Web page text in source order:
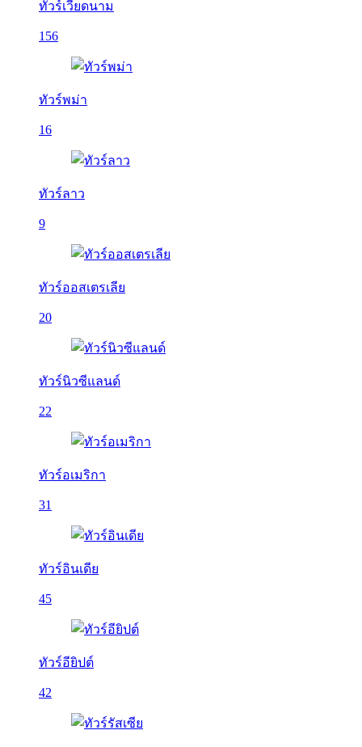
ทัวร์เวียดนาม
156
ทัวร์พม่า
16
ทัวร์ลาว
9
ทัวร์ออสเตรเลีย
20
ทัวร์นิวซีแลนด์
22
ทัวร์อเมริกา
31
ทัวร์อินเดีย
45
ทัวร์อียิปต์
42